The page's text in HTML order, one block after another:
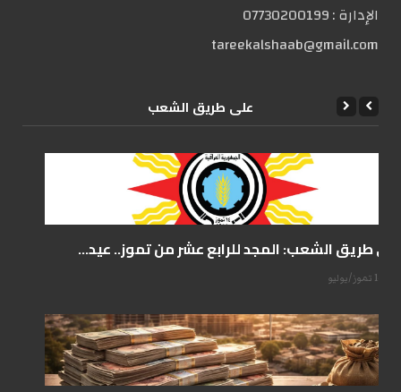
الإدارة :07730200199
tareekalshaab@gmail.com
علی طریق الشعب
على طريق الشعب: المجد للرابع عشر من تموز.. عيد...
14 تموز/يوليو